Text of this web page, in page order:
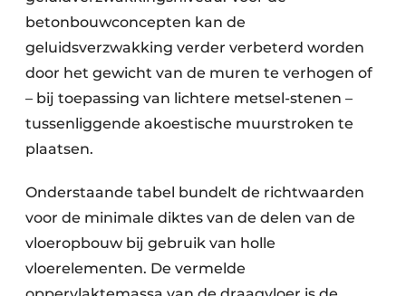
betonbouwconcepten kan de
geluidsverzwakking verder verbeterd worden
door het gewicht van de muren te verhogen of
– bij toepassing van lichtere metsel-stenen –
tussenliggende akoestische muurstroken te
plaatsen.
Onderstaande tabel bundelt de richtwaarden
voor de minimale diktes van de delen van de
vloeropbouw bij gebruik van holle
vloerelementen. De vermelde